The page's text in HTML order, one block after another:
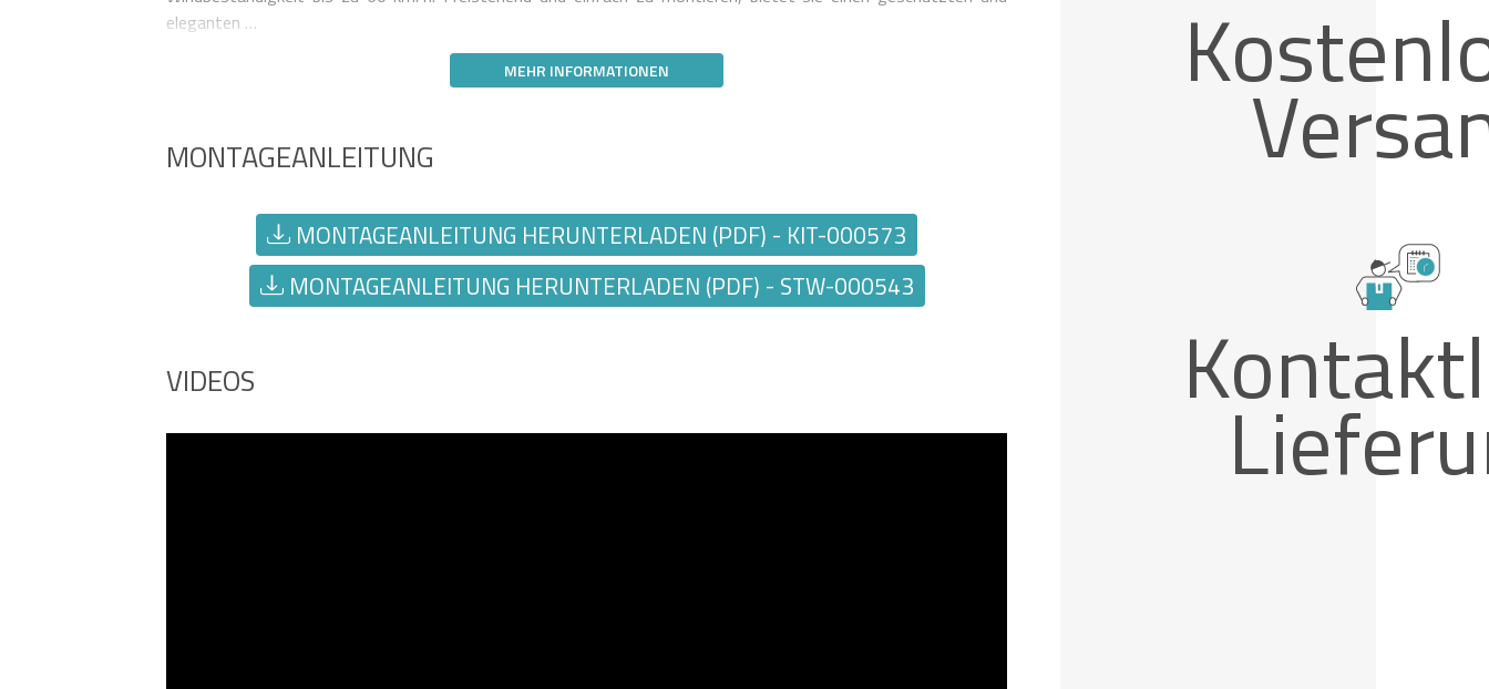
eleganten …
MEHR INFORMATIONEN
MONTAGEANLEITUNG
MONTAGEANLEITUNG HERUNTERLADEN (PDF) - KIT-000573
MONTAGEANLEITUNG HERUNTERLADEN (PDF) - STW-000543
VIDEOS